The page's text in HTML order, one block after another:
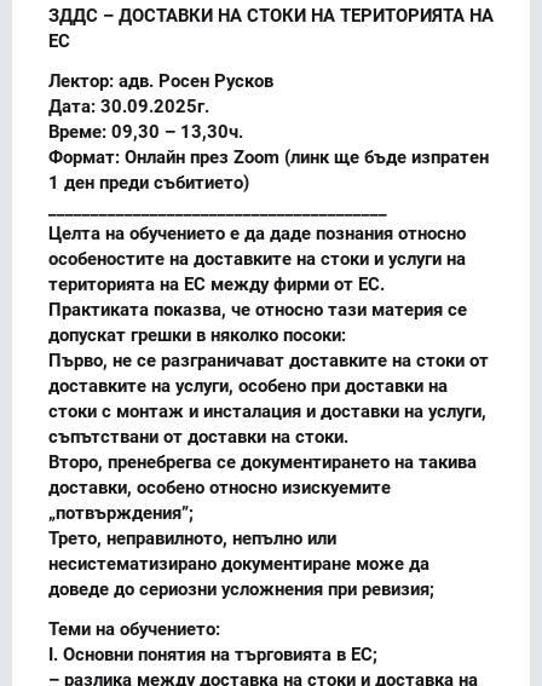
ЗДДС – ДОСТАВКИ НА СТОКИ НА ТЕРИТОРИЯТА НА
ЕС
Лектор: адв. Росен Русков
Дата: 30.09.2025г.
Време: 09,30 – 13,30ч.
Формат: Онлайн през Zoom (линк ще бъде изпратен
1 ден преди събитието)
Целта на обучението е да даде познания относно
особеностите на доставките на стоки и услуги на
територията на ЕС между фирми от ЕС.
Практиката показва, че относно тази материя се
допускат грешки в няколко посоки:
Първо, не се разграничават доставките на стоки от
доставките на услуги, особено при доставки на
стоки с монтаж и инсталация и доставки на услуги,
съпътствани от доставки на стоки.
Второ, пренебрегва се документирането на такива
доставки, особено относно изискуемите
„потвърждения”;
Трето, неправилното, непълно или
несистематизирано документиране може да
доведе до сериозни усложнения при ревизия;
Теми на обучението:
I. Основни понятия на търговията в ЕС;
– разлика между доставка на стоки и доставка на